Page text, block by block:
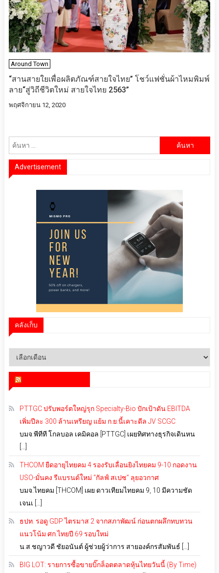
Around Town
“สานสายใยเพื่อผลิตภัณฑ์สายใจไทย” โชว์แฟชั่นผ้าไหมพิมพ์
ลาย“สู่วิถีชีวิตใหม่ สายใจไทย 2563”
พฤศจิกายน 12, 2020
Advertisement
คลังเก็บ
คลัง
PTTGC ปรับพอร์ตใหญ่รุก Specialty-Bio ปักเป้าดัน EBITDA
เพิ่มปีละ 300 ล้านเหรียญ แย้ม ก.ย.นี้เคาะดีล JV SCGC
บมจ.พีทีที โกลบอล เคมิคอล [PTTGC] เผยทิศทางธุรกิจเดินหน
THCOM ยืดอายุไทยคม 4 รองรับเลื่อนยิงไทยคม 9-10 กอดงาน
USO-มั่นคง รีแบรนด์ใหม่ “กัลฟ์ สเปซ” ลุยอวกาศ
บมจ.ไทยคม [THCOM] เผย ดาวเทียมไทยคม 9, 10 มีความชัด
เจนเ […]
ธปท. รอดู GDP ไตรมาส 2 จากสภาพัฒน์ ก่อนตกผลึกทบทวน
แนวโน้ม ศก.ไทยปี 69 รอบใหม่
น.ส.ชญาวดี ชัยอนันต์ ผู้ช่วยผู้ว่าการ สายองค์กรสัมพันธ์ […]
BIG LOT: รายการซื้อขายบิ๊กล็อตตลาดหุ้นไทยวันนี้ (By Time)